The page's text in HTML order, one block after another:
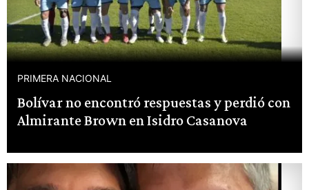
PRIMERA NACIONAL
Bolívar no encontró respuestas y perdió con
Almirante Brown en Isidro Casanova